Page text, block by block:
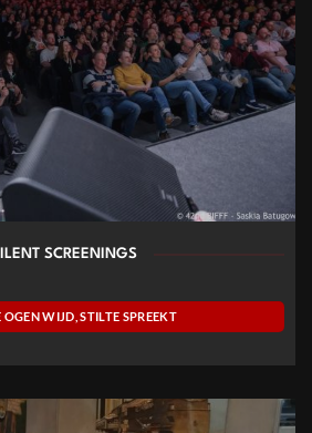
SCREENINGS
OGEN WIJD, STILTE SPREEKT